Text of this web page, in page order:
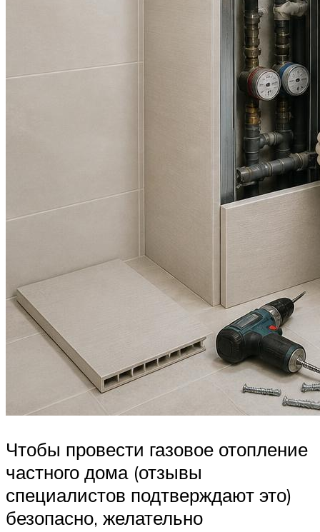
Чтобы провести газовое отопление
частного дома (отзывы
специалистов подтверждают это)
безопасно, желательно